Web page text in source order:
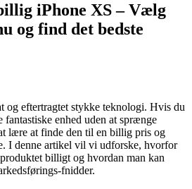
iPhone XS – Vælg
og find det bedste
og eftertragtet stykke teknologi. Hvis du
fantastiske enhed uden at sprænge
lære at finde den til en billig pris og
I denne artikel vil vi udforske, hvorfor
billigt og hvordan man kan
fnidder.